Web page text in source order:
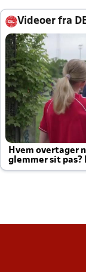
Videoer fra
Hvem overtager
glemmer sit pas?
altid til efter